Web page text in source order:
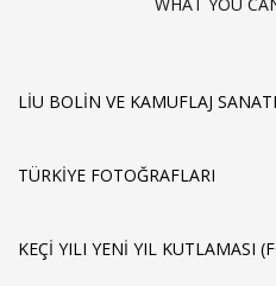
LIU BOLIN VE KAMUFLAJ
TÜRKIYE FOTOĞRAFLARI
KEÇI YILI YENI YIL KUTLAMASI